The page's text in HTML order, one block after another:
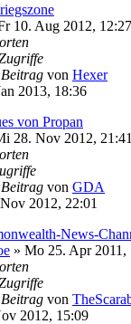
10. Aug 2012, 12:27
von Hexer
2013, 18:36
von Propan
28. Nov 2012, 21:41
von GDA
2012, 22:01
News-
» Mo 25. Apr 2011,
von
2012, 15:09